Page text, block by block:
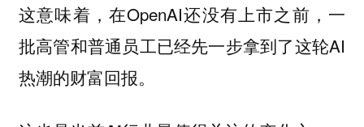
这意味着，在OpenAI还没有上市之前，一
批高管和普通员工已经先一步拿到了这轮AI
热潮的财富回报。